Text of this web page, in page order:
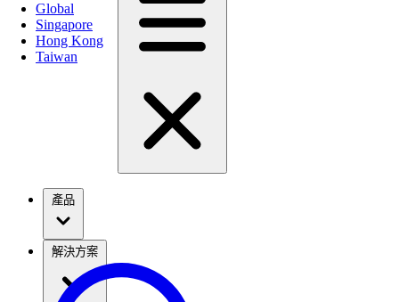
Global
Singapore
Hong Kong
Taiwan